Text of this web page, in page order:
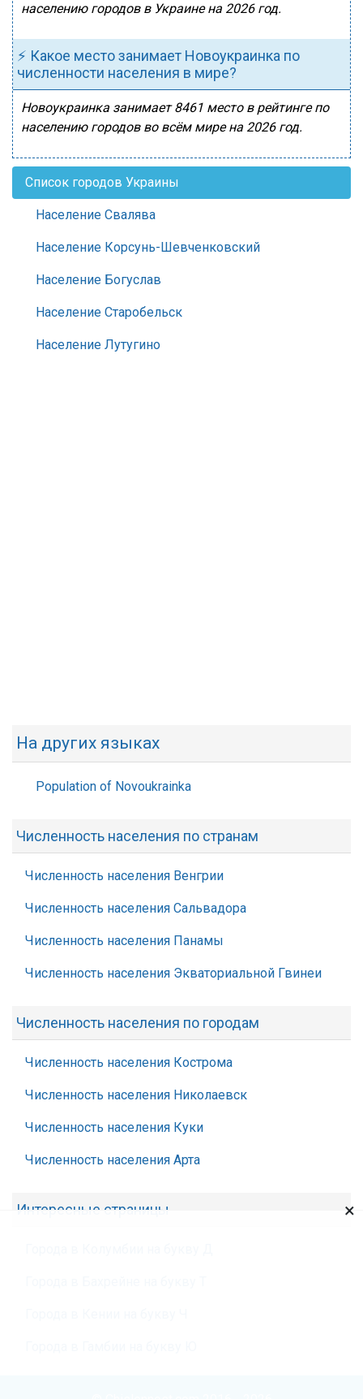
населению городов в Украине на 2026 год.
⚡ Какое место занимает Новоукраинка по
численности населения в мире?
Новоукраинка занимает 8461 место в рейтинге по
населению городов во всём мире на 2026 год.
Список городов Украины
Население Свалява
Население Корсунь-Шевченковский
Население Богуслав
Население Старобельск
Население Лутугино
На других языках
Population of Novoukrainka
Численность населения по странам
Численность населения Венгрии
Численность населения Сальвадора
Численность населения Панамы
Численность населения Экваториальной Гвинеи
Численность населения по городам
Численность населения Кострома
Численность населения Николаевск
Численность населения Куки
Численность населения Арта
Интересные страницы ×